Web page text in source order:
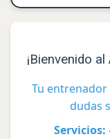
¡Bienvenido
Tu
dudas
Servicios: